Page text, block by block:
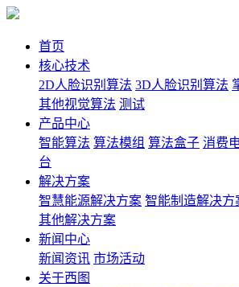
首页
核心技术
2D人脸识别算法 3D人脸识别算法
其他视觉算法 测试
产品中心
智能算法 算法模组 算法盒子 消费
台
解决方案
智慧能源解决方案 智能制造解决方
其他解决方案
新闻中心
新闻资讯 市场活动
关于西图